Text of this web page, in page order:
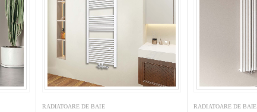
RADIATOARE DE BAIE RADIATOARE DE BAIE